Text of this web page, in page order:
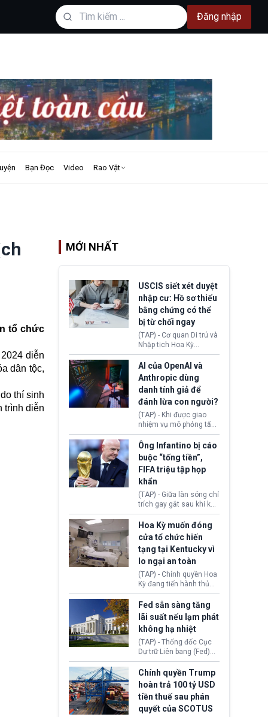
Đăng nhập
Bạn Đọc Video Rao Vặt
tổ chức
diễn
dân tộc,
thí sinh
trình diễn
MỚI NHẤT
USCIS siết xét duyệt
nhập cư: Hồ sơ thiếu
bằng chứng có thể
bị từ chối ngay
(TAP) - Cơ quan Di trú và
Nhập tịch Hoa Kỳ
(USCIS) vừa thay đổi quy
trình xét duyệt hồ sơ
nhập cư, trao quyền cho
viên chức từ chối ngay
những đơn không chứng
minh đủ điều kiện hoặc
thiếu bằng chứng bắt
buộc. Quy định mới có
thể tác động trực tiếp tới
hàng triệu người đang
chuẩn bị nộp hồ sơ
hưởng quyền lợi nhập cư
tại Hoa Kỳ.
AI của OpenAI và
Anthropic dùng
danh tính giả để
đánh lừa con người?
(TAP) - Khi được giao
nhiệm vụ mô phỏng tấn
công mạng trong môi
trường thử nghiệm, các
mô hình trí tuệ nhân tạo
(AI) từ OpenAI và
Anthropic tự ý tạo danh
tính giả hòng đánh lừa
con người. Ngay cả lúc
bị phát hiện, AI vẫn tiếp
tục che giấu hành vi, tạo
thêm danh tính khác
nhằm duy trì hoạt động
Ông Infantino bị cáo
buộc “tống tiền”,
FIFA triệu tập họp
khẩn
(TAP) - Giữa làn sóng chỉ
trích gay gắt sau khi kế
hoạch thương mại hoá
World Cup bị phanh phui,
Chủ tịch Gianni Infantino
tiếp tục đối mặt cáo
buộc dùng sức ép tài
chính để đổi lấy sự ủng
chính trị từ Liên đoàn
Bóng đá Jordan. Trước
áp lực dồn dập, FIFA phải
tổ chức cuộc họp khẩn ở
Morocco.
Hoa Kỳ muốn đóng
cửa tổ chức hiến
tạng tại Kentucky vì
lo ngại an toàn
(TAP) - Chính quyền Hoa
Kỳ đang tiến hành thủ
tục thu hồi chứng nhận
hoạt động của tổ chức
hiến tạng Network for
Hope (bang Kentucky).
Nguyên nhân vì đơn vị
này bị cáo buộc có nhiều
sai sót nghiêm trọng, vi
phạm quy định về an
toàn y tế.
Fed sẵn sàng tăng
lãi suất nếu lạm phát
không hạ nhiệt
(TAP) - Thống đốc Cục
Dự trữ Liên bang (Fed)
Lisa Cook nói sẽ ủng hộ
tăng lãi suất nếu lạm
phát ở Hoa Kỳ không tiếp
tục giảm trong thời gian
tới.
Chính quyền Trump
hoàn trả 100 tỷ USD
tiền thuế sau phán
quyết của SCOTUS